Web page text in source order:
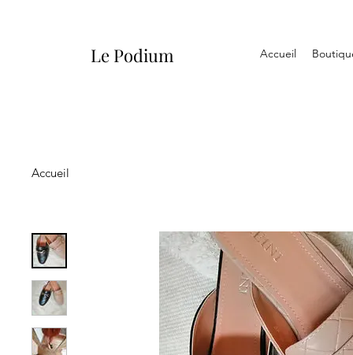
Le Podium Accueil
Accueil